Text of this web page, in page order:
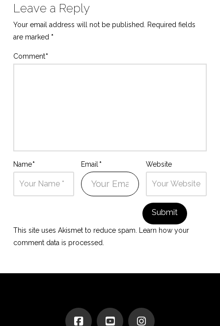
Leave a Reply
Your email address will not be published.
Required fields
are marked *
Comment*
Name* Email* Website
This site uses Akismet to reduce spam.
Learn how your
comment data is processed.